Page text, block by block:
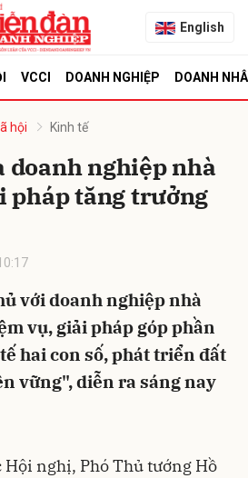
English
VCCI DOANH NGHIỆP DOANH
hội Kinh tế
doanh nghiệp nhà
pháp tăng trưởng
với doanh nghiệp nhà
vụ, giải pháp góp phần
hai con số, phát triển đất
vững", diễn ra sáng nay
nghị, Phó Thủ tướng Hồ
Hủy